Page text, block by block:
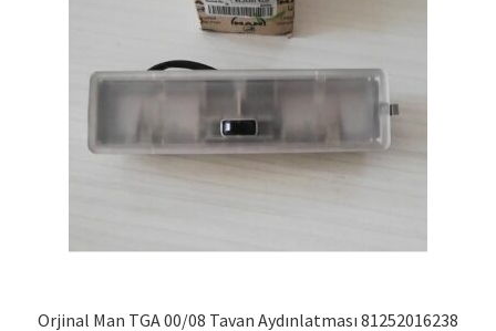
Orjinal Man TGA 00/08 Tavan Aydınlatması 81252016238